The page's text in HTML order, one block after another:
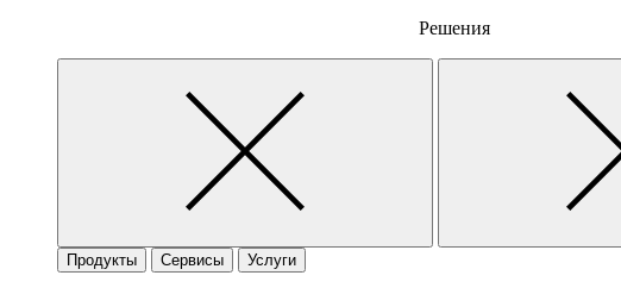
Решения
Продукты Сервисы Услуги